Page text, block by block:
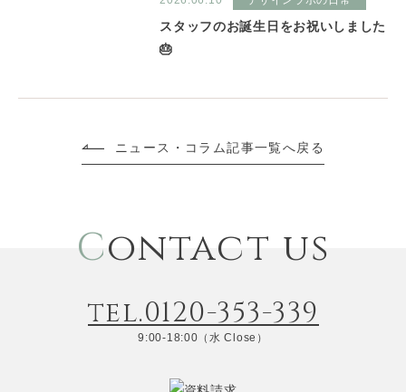
スタッフのお誕生日をお祝いしました
🎂
ニュース・コラム記事一覧へ戻る
Contact us
tel.0120-353-339
9:00-18:00（水 Close）